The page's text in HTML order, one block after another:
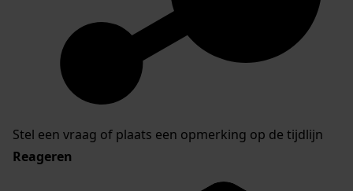
Stel een vraag of plaats een opmerking op de tijdlijn
Reageren